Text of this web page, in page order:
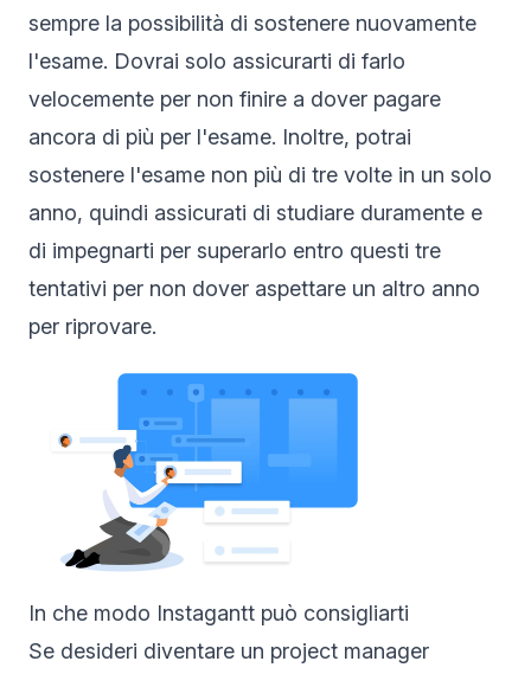
sempre la possibilità di sostenere nuovamente
l'esame. Dovrai solo assicurarti di farlo
velocemente per non finire a dover pagare
ancora di più per l'esame. Inoltre, potrai
sostenere l'esame non più di tre volte in un solo
anno, quindi assicurati di studiare duramente e
di impegnarti per superarlo entro questi tre
tentativi per non dover aspettare un altro anno
per riprovare.
In che modo Instagantt può consigliarti
Se desideri diventare un project manager